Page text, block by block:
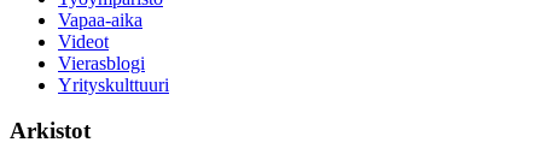
Vapaa-aika
Videot
Vierasblogi
Yrityskulttuuri
Arkistot